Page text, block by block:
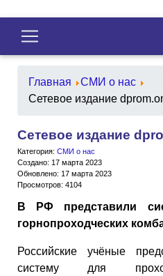
Главная
СМИ о нас
Сетевое издание
Сетевое издание
Категория: СМИ о нас
Создано: 17 марта 2023
Обновлено: 17 марта 2023
Просмотров: 4104
В РФ представили
горнопроходческих
Российские учёные
систему для